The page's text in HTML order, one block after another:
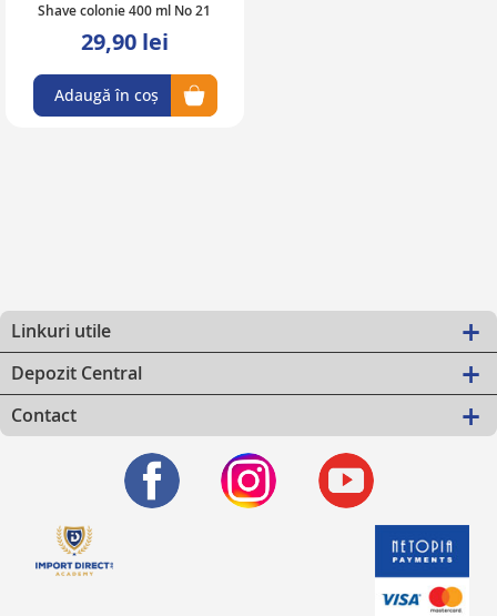
Shave colonie 400 ml No 21
29,90 lei
Adaugă în coș
Linkuri utile
Depozit Central
Contact